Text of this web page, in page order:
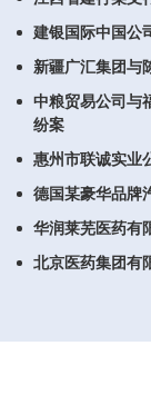
建银国际中国公
新疆广汇集团与
中粮贸易公司与
纷案
惠州市联诚实业
德国某豪华品牌
华润莱芜医药有
北京医药集团有